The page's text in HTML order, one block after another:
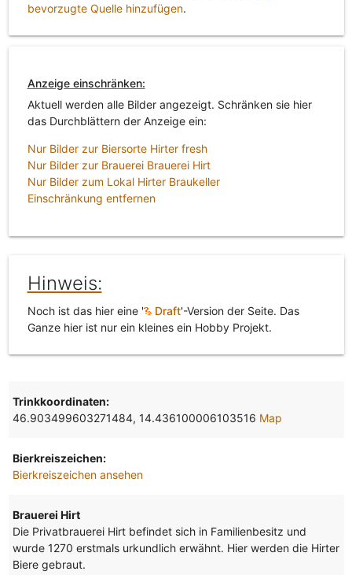
bevorzugte Quelle hinzufügen.
Anzeige einschränken:
Aktuell werden alle Bilder angezeigt. Schränken sie hier
das Durchblättern der Anzeige ein:
Nur Bilder zur Biersorte Hirter fresh
Nur Bilder zur Brauerei Brauerei Hirt
Nur Bilder zum Lokal Hirter Braukeller
Einschränkung entfernen
Hinweis:
Noch ist das hier eine ' Draft'-Version der Seite. Das
Ganze hier ist nur ein kleines ein Hobby Projekt.
Trinkkoordinaten:
46.903499603271484, 14.436100006103516 Map
Bierkreiszeichen:
Bierkreiszeichen ansehen
Brauerei Hirt
Die Privatbrauerei Hirt befindet sich in Familienbesitz und
wurde 1270 erstmals urkundlich erwähnt. Hier werden die Hirter
Biere gebraut.